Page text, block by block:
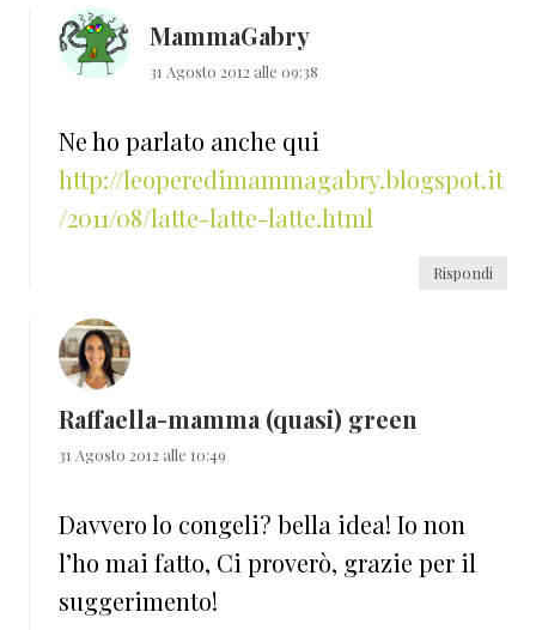
MammaGabry
31 Agosto 2012 alle 09:38
Ne ho parlato anche qui
http://leoperedimammagabry.blogspot.it
/2011/08/latte-latte-latte.html
Rispondi
Raffaella-mamma (quasi) green
31 Agosto 2012 alle 10:49
Davvero lo congeli? bella idea! Io non
l’ho mai fatto, Ci proverò, grazie per il
suggerimento!